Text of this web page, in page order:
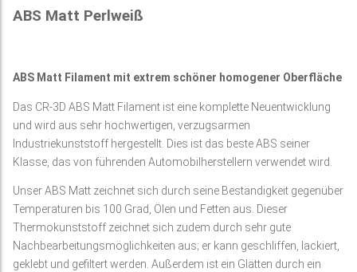
ABS Matt Perlweiß
ABS Matt Filament mit extrem schöner homogener Oberfläche
Das CR-3D ABS Matt Filament ist eine komplette Neuentwicklung
und wird aus sehr hochwertigen, verzugsarmen
Industriekunststoff hergestellt. Dies ist das beste ABS seiner
Klasse, das von führenden Automobilherstellern verwendet wird.
Unser ABS Matt zeichnet sich durch seine Beständigkeit gegenüber
Temperaturen bis 100 Grad, Ölen und Fetten aus. Dieser
Thermokunststoff zeichnet sich zudem durch sehr gute
Nachbearbeitungsmöglichkeiten aus; er kann geschliffen, lackiert,
geklebt und gefiltert werden. Außerdem ist ein Glätten durch ein